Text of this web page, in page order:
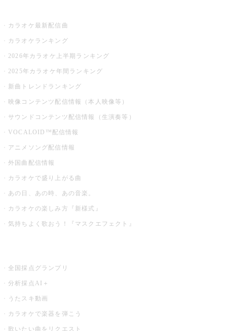
カラオケ最新配信曲
カラオケランキング
2026年カラオケ上半期ランキング
2025年カラオケ年間ランキング
新曲トレンドランキング
映像コンテンツ配信情報（本人映像等）
サウンドコンテンツ配信情報（生演奏等）
VOCALOID™配信情報
アニメソング配信情報
外国曲配信情報
カラオケで盛り上がる曲
あの日、あの時、あの音楽。
カラオケの楽しみ方『新様式』
気持ちよく歌おう！『マスクエフェクト』
全国採点グランプリ
分析採点AI＋
うたスキ動画
カラオケで楽器を弾こう
歌いたい曲をリクエスト